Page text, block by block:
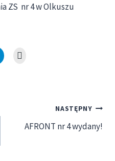
ZS nr 4 w Olkuszu
NASTĘPNY
AFRONT nr 4 wydany!